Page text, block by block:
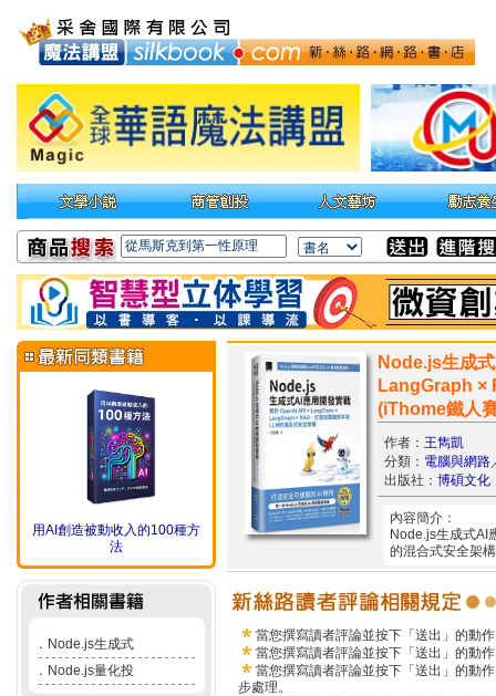
用AI創造被動收入的100種方
法
． Node.js生成式
． Node.js量化投
Node.js生成
LangGraph ×
(iThome鐵人
作者： 王雋凱
分類： 電腦與網路
出版社： 博碩文化
內容簡介：
Node.js生成式AI
的混合式安全架
當您撰寫讀者評論並按下「送出」的動
當您撰寫讀者評論並按下「送出」的動
當您撰寫讀者評論並按下「送出」的動
步處理。